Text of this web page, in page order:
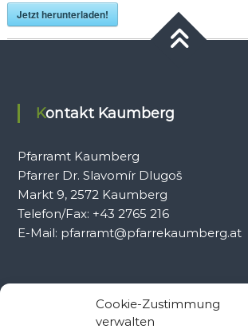
Cookie-Zustimmung
verwalten
Jetzt herunterladen!
Kontakt Kaumberg
Pfarramt Kaumberg
Pfarrer Dr. Slavomír Dlugoš
Markt 9, 2572 Kaumberg
Telefon/Fax: +43 2765 216
E-Mail: pfarramt@pfarrekaumberg.at
Kontakt Ramsau